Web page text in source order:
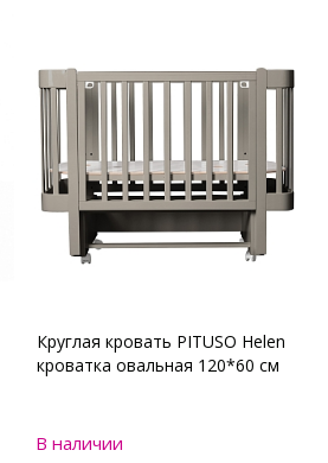
Круглая кровать PITUSO Helen
кроватка овальная 120*60 см
В наличии